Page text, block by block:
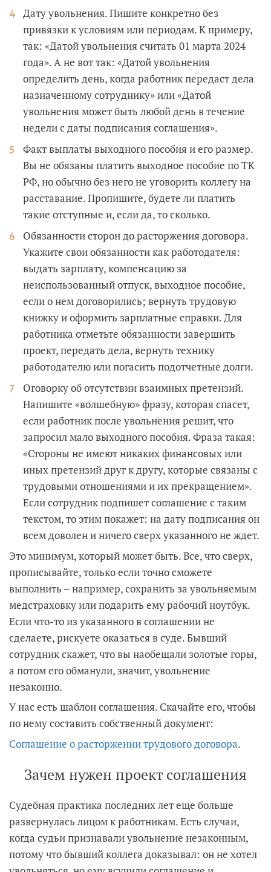
Дату увольнения. Пишите конкретно без
привязки к условиям или периодам. К примеру,
так: «Датой увольнения считать 01 марта 2024
года». А не вот так: «Датой увольнения
определить день, когда работник передаст дела
назначенному сотруднику» или «Датой
увольнения может быть любой день в течение
недели с даты подписания соглашения».
Факт выплаты выходного пособия и его размер.
Вы не обязаны платить выходное пособие по ТК
РФ, но обычно без него не уговорить коллегу на
расставание. Пропишите, будете ли платить
такие отступные и, если да, то сколько.
Обязанности сторон до расторжения договора.
Укажите свои обязанности как работодателя:
выдать зарплату, компенсацию за
неиспользованный отпуск, выходное пособие,
если о нем договорились; вернуть трудовую
книжку и оформить зарплатные справки. Для
работника отметьте обязанности завершить
проект, передать дела, вернуть технику
работодателю или погасить подотчетные долги.
Оговорку об отсутствии взаимных претензий.
Напишите «волшебную» фразу, которая спасет,
если работник после увольнения решит, что
запросил мало выходного пособия. Фраза такая:
«Стороны не имеют никаких финансовых или
иных претензий друг к другу, которые связаны с
трудовыми отношениями и их прекращением».
Если сотрудник подпишет соглашение с таким
текстом, то этим покажет: на дату подписания он
всем доволен и ничего сверх указанного не ждет.
Это минимум, который может быть. Все, что сверх,
прописывайте, только если точно сможете
выполнить – например, сохранить за увольняемым
медстраховку или подарить ему рабочий ноутбук.
Если что-то из указанного в соглашении не
сделаете, рискуете оказаться в суде. Бывший
сотрудник скажет, что вы наобещали золотые горы,
а потом его обманули, значит, увольнение
незаконно.
У нас есть шаблон соглашения. Скачайте его, чтобы
по нему составить собственный документ:
Соглашение о расторжении трудового договора.
Зачем нужен проект соглашения
Судебная практика последних лет еще больше
развернулась лицом к работникам. Есть случаи,
когда судьи признавали увольнение незаконным,
потому что бывший коллега доказывал: он не хотел